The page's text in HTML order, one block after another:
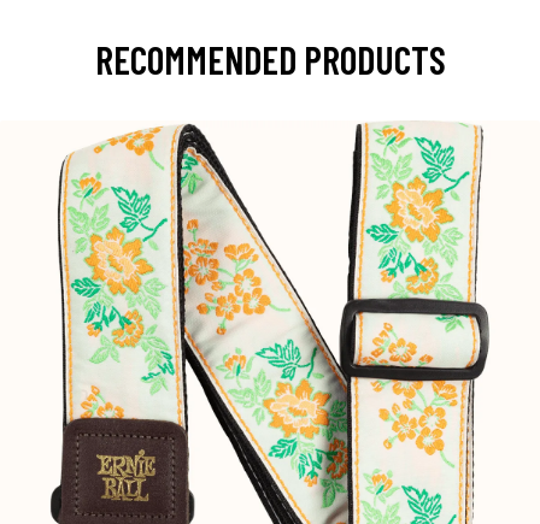
RECOMMENDED PRODUCTS